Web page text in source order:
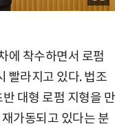
에 착수하면서 로펌
빨라지고 있다. 법조
대형 로펌 지형을 만
가동되고 있다는 분